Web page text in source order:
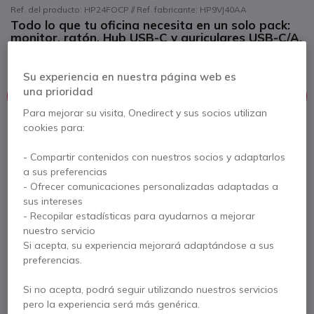
Ref. del producto: HP24FOCP // Ref. fabricante: HP9VJ40AA
Todo lo que tu oficina necesita en un solo pack:
monitor, ratón, Hub USB-C y auriculares USB-C/A.
Este producto está discontinuado
Para satisfacer mejor sus necesidades, le ofrecemos una lista
Ver productos similares
Contacte a nuestros expertos -
900 80 26 26
Su experiencia en nuestra página web es
una prioridad
Para mejorar su visita, Onedirect y sus socios utilizan
cookies para:
- Compartir contenidos con nuestros socios y adaptarlos
a sus preferencias
- Ofrecer comunicaciones personalizadas adaptadas a
sus intereses
- Recopilar estadísticas para ayudarnos a mejorar
nuestro servicio
Si acepta, su experiencia mejorará adaptándose a sus
preferencias.
Si no acepta, podrá seguir utilizando nuestros servicios
pero la experiencia será más genérica.